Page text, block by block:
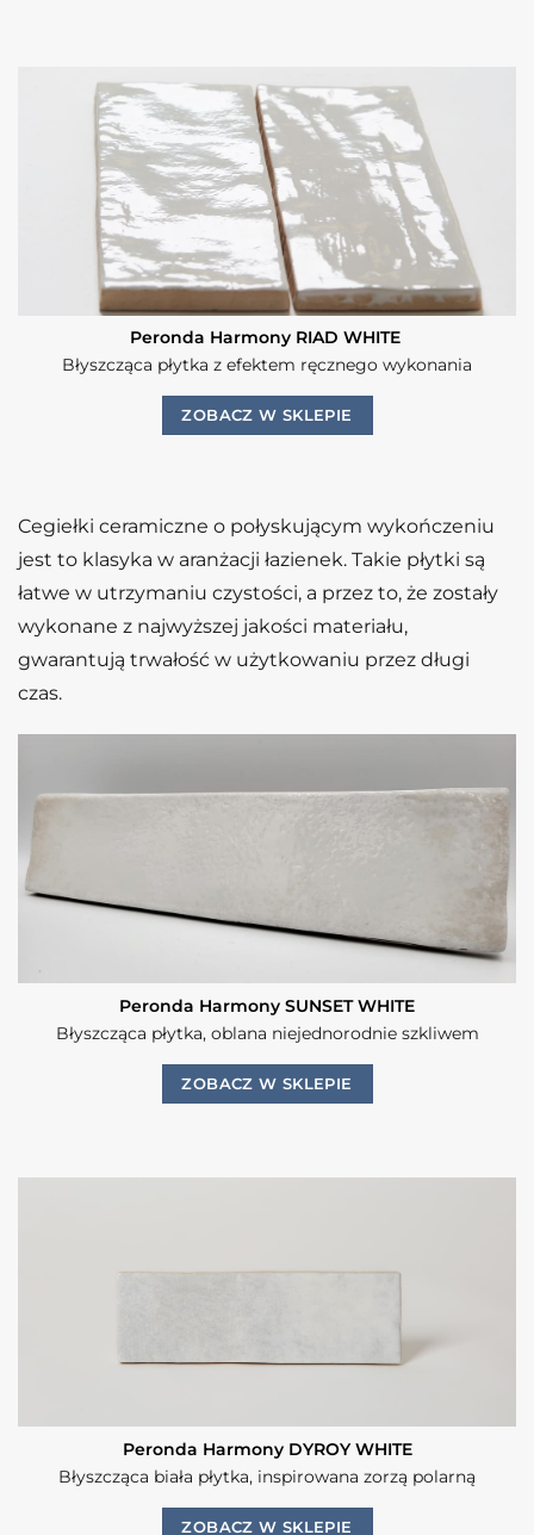
Peronda Harmony RIAD WHITE
Błyszcząca płytka z efektem ręcznego wykonania
ZOBACZ W SKLEPIE
Cegiełki ceramiczne o połyskującym wykończeniu
jest to klasyka w aranżacji łazienek. Takie płytki są
łatwe w utrzymaniu czystości, a przez to, że zostały
wykonane z najwyższej jakości materiału,
gwarantują trwałość w użytkowaniu przez długi
czas.
Peronda Harmony SUNSET WHITE
Błyszcząca płytka, oblana niejednorodnie szkliwem
ZOBACZ W SKLEPIE
Peronda Harmony DYROY WHITE
Błyszcząca biała płytka, inspirowana zorzą polarną
ZOBACZ W SKLEPIE